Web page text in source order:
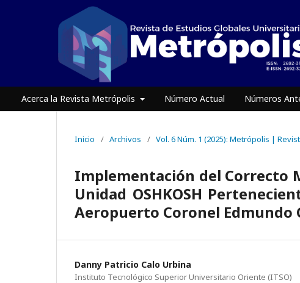
Acerca la Revista Metrópolis Número Actual Números
Inicio / Archivos / Vol. 6 Núm. 1 (2025): Metrópolis |
Implementación del Correcto
Unidad OSHKOSH
Aeropuerto Coronel Edmundo
Danny Patricio Calo Urbina
Instituto Tecnológico Superior Universitario Oriente (ITSO)